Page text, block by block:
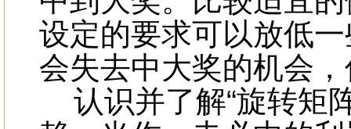
设定的要求可以放低
会失去中大奖的机会
认识并了解“旋转矩